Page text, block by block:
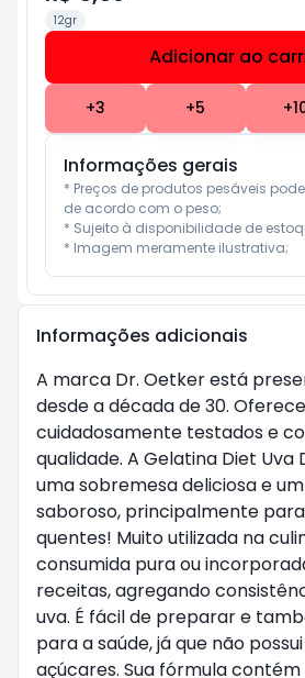
12gr
Adicionar ao
+3 +5 +
Informações gerais
* Preços de produtos pesáveis
de acordo com o peso;
* Sujeito à disponibilidade de
* Imagem meramente ilustrativa;
Informações adicionais
A marca Dr. Oetker está
desde a década de 30.
cuidadosamente testados e
qualidade. A Gelatina Diet Uva
uma sobremesa deliciosa e
saboroso, principalmente
quentes! Muito utilizada na
consumida pura ou
receitas, agregando
uva. É fácil de preparar e
para a saúde, já que não
açúcares. Sua fórmula